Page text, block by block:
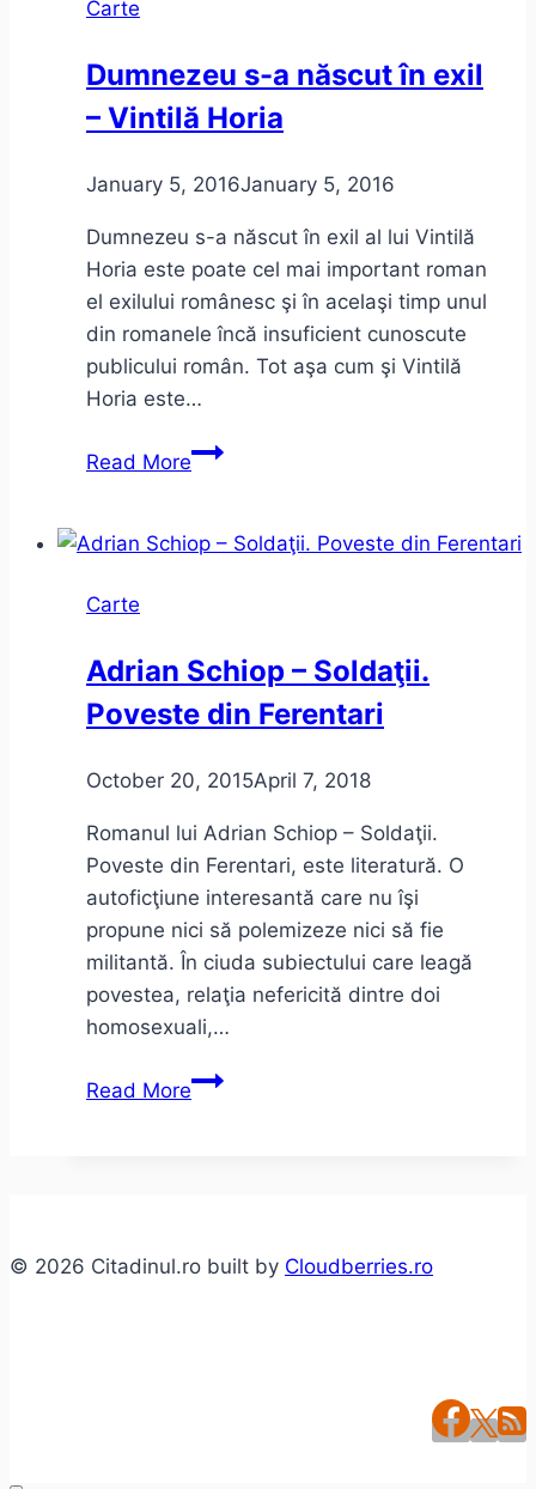
–
câteva
anarhice
anarhiste)
Carte
Dumnezeu s-a născut în exil
– Vintilă Horia
January 5, 2016January 5, 2016
Dumnezeu s-a născut în exil al lui Vintilă
Horia este poate cel mai important roman
el exilului românesc şi în acelaşi timp unul
din romanele încă insuficient cunoscute
publicului român. Tot aşa cum şi Vintilă
Horia este…
Read MoreDumnezeu
născut
Vintilă
Horia
Carte
Adrian Schiop – Soldaţii.
Poveste din Ferentari
October 20, 2015April 7, 2018
Romanul lui Adrian Schiop – Soldaţii.
Poveste din Ferentari, este literatură. O
autoficţiune interesantă care nu îşi
propune nici să polemizeze nici să fie
militantă. În ciuda subiectului care leagă
povestea, relaţia nefericită dintre doi
homosexuali,…
Read MoreAdrian
Ferentari
© 2026 Citadinul.ro built by Cloudberries.ro